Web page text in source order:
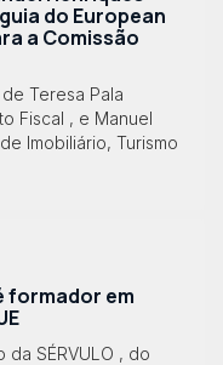
do European
a Comissão
Teresa Pala
Fiscal , e Manuel
Imobiliário, Turismo
formador em
SÉRVULO , do